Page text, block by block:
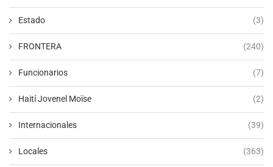
Estado (3)
FRONTERA (240)
Funcionarios (7)
Haití Jovenel Moïse (2)
Internacionales (39)
Locales (363)